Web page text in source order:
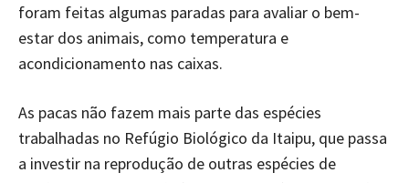
foram feitas algumas paradas para avaliar o bem-
estar dos animais, como temperatura e
acondicionamento nas caixas.
As pacas não fazem mais parte das espécies
trabalhadas no Refúgio Biológico da Itaipu, que passa
a investir na reprodução de outras espécies de